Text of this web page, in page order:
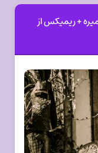
+ ریمیکس از